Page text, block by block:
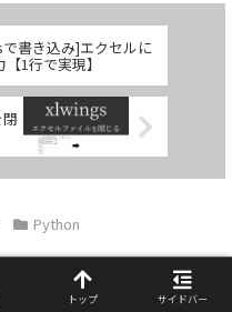
書き込み]エクセルに
1行で実現】
Python
トップ サイドバー